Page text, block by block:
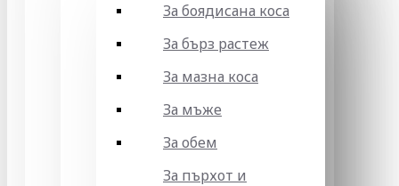
За боядисана коса
За бърз растеж
За мазна коса
За мъже
За обем
За пърхот и